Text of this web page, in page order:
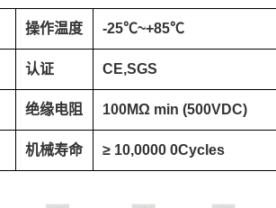
操作温度 -25℃~+85℃
认证 CE,SGS
绝缘电阻 100MΩ min (500VDC)
机械寿命 ≥ 10,0000 0Cycles